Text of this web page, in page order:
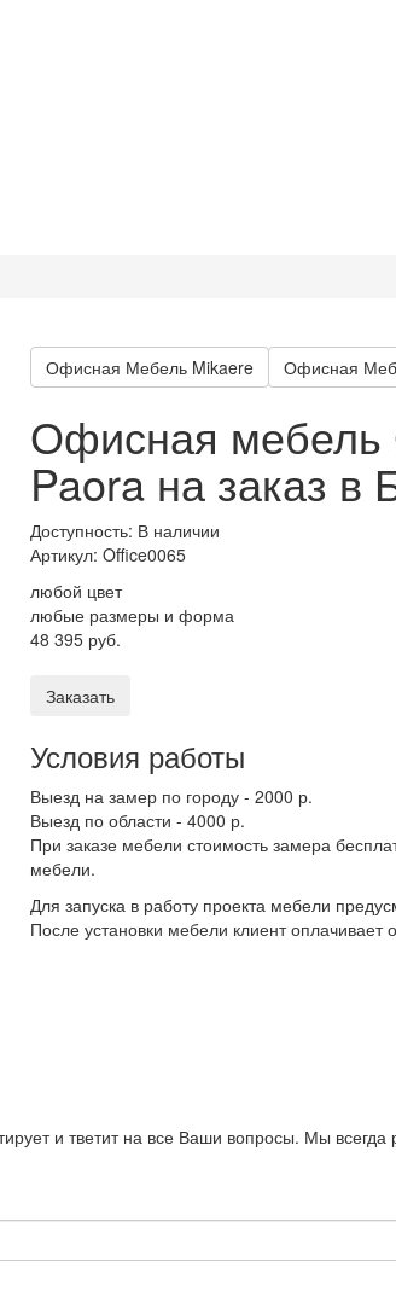
Офисная Мебель Mikaere
Офисная
Офисная
Paora на заказ в
Доступность: В наличии
Артикул: Office0065
любой цвет
любые размеры и форма
48 395 руб.
Заказать
Условия работы
Выезд на замер по городу - 2000 р.
Выезд по области - 4000 р.
При заказе мебели стоимость замера
мебели.
Для запуска в работу проекта мебели
После установки мебели клиент оплачивает
и тветит на все Ваши вопросы. Мы